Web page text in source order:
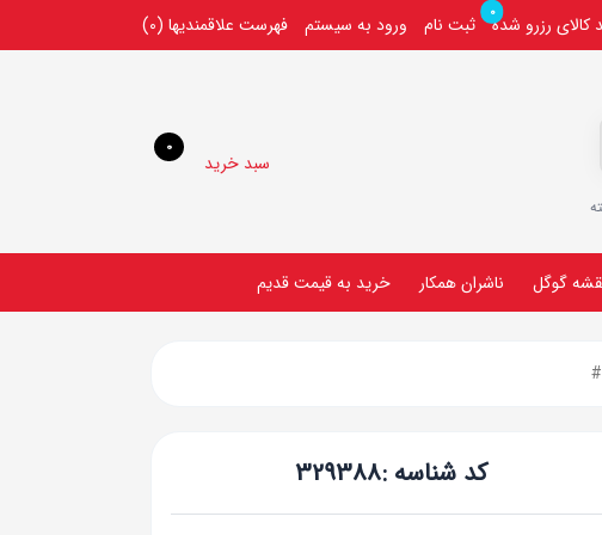
کالای رزرو شده
0
ثبت نام ورود به سیستم فهرست علاقمندیها (0)
سبد خرید
0
گوگل ناشران همکار خريد به قيمت قديم
کد شناسه :329388